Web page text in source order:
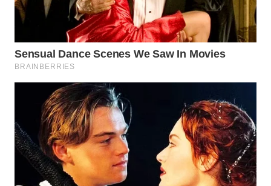
WAHANANEWS
ID
WAHANANEWS
CO ID
WAHANANEWS
NET
WAHANA
SPORT